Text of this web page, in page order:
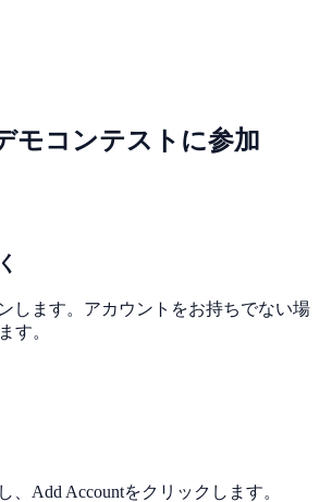
モコンテストに参加
します。アカウントをお持ちでない場
す。
、Add Accountをクリックします。